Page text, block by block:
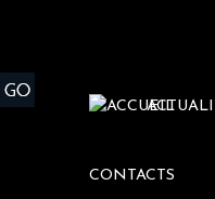
CONTACTS